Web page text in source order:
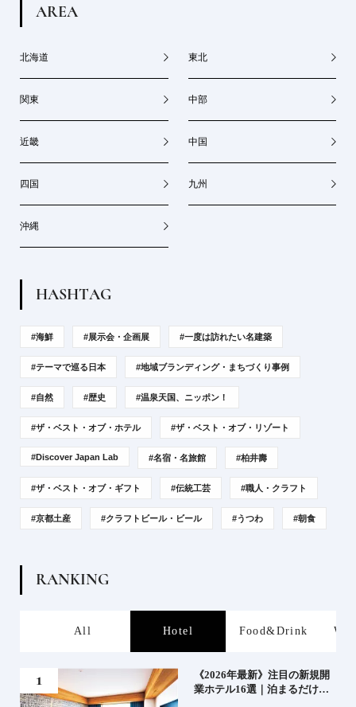
AREA
北海道 東北
関東 中部
近畿 中国
四国 九州
沖縄
HASHTAG
#海鮮 #展示会・企画展 #一度は訪れたい名建築
#テーマで巡る日本 #地域ブランディング・まちづくり事例
#自然 #歴史 #温泉天国、ニッポン！
#ザ・ベスト・オブ・ホテル #ザ・ベスト・オブ・リゾート
#Discover Japan Lab #名宿・名旅館 #柏井壽
#ザ・ベスト・オブ・ギフト #伝統工芸 #職人・クラフト
#京都土産 #クラフトビール・ビール #うつわ #朝食
RANKING
All Hotel Food&Drink
《2026年最新》注目の新規開
業ホテル16選｜泊まるだけで